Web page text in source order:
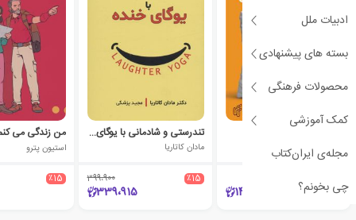
ادبیات ملل
بسته های پیشنهادی
محصولات فرهنگی
کمک آموزشی
مجله‌ی ایران‌کتاب
چی بخونم؟
آیورودا درمانگری طبیعی
سوباش راناد
140،000
تندرستی و شادمانی با یوگای خنده
مادان کاتاریا
٪15 399،900
339،915
استیون پترو
٪15